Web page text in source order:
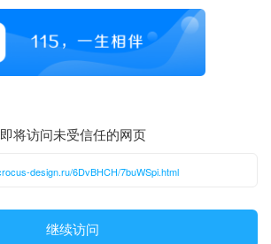
即将访问未受信任的网页
design.ru/6DvBHCH/7buWSpi.html
继续访问